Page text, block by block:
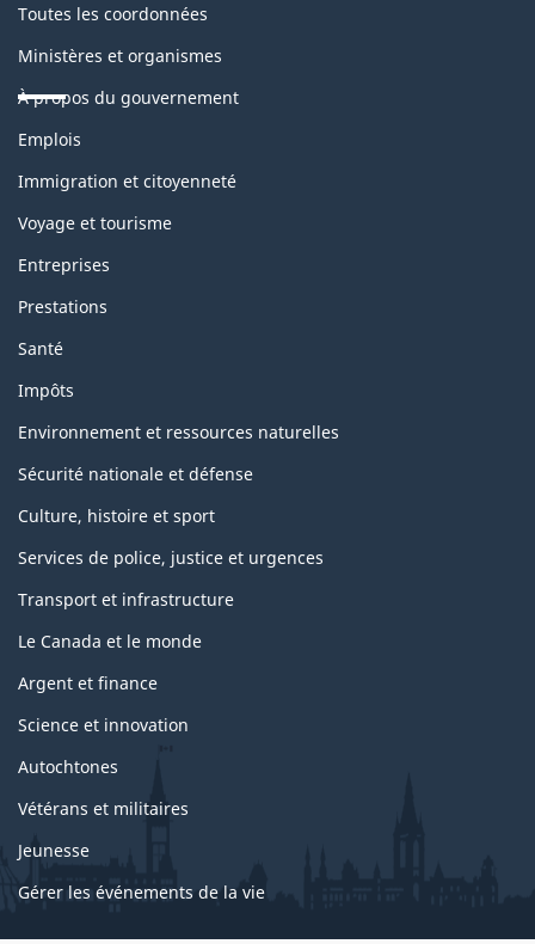
Toutes les coordonnées
Ministères et organismes
À propos du gouvernement
Thèmes
sujets
Emplois
Immigration et citoyenneté
Voyage et tourisme
Entreprises
Prestations
Santé
Impôts
Environnement et ressources naturelles
Sécurité nationale et défense
Culture, histoire et sport
Services de police, justice et urgences
Transport et infrastructure
Le Canada et le monde
Argent et finance
Science et innovation
Autochtones
Vétérans et militaires
Jeunesse
Gérer les événements de la vie